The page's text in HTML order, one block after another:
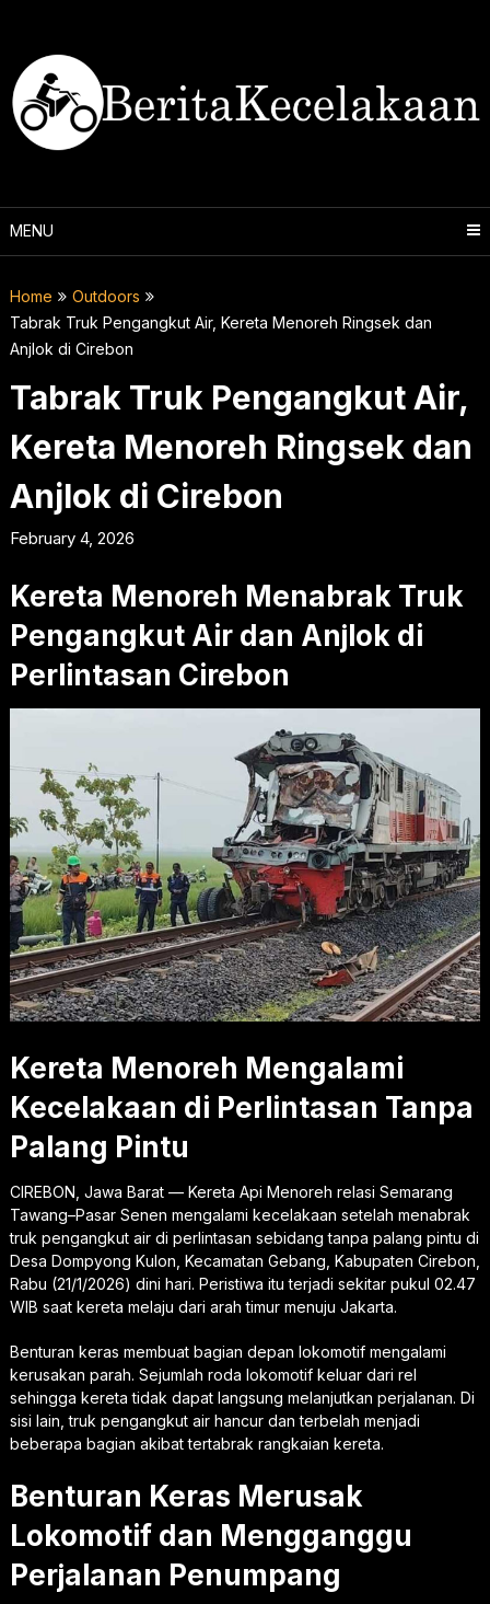
content
MENU
Home
Outdoors
Tabrak Truk Pengangkut Air, Kereta Menoreh Ringsek dan
Anjlok di Cirebon
Tabrak Truk Pengangkut Air,
Kereta Menoreh Ringsek dan
Anjlok di Cirebon
February 4, 2026
Kereta Menoreh Menabrak Truk
Pengangkut Air dan Anjlok di
Perlintasan Cirebon
Kereta Menoreh Mengalami
Kecelakaan di Perlintasan Tanpa
Palang Pintu
CIREBON, Jawa Barat — Kereta Api Menoreh relasi Semarang
Tawang–Pasar Senen mengalami kecelakaan setelah menabrak
truk pengangkut air di perlintasan sebidang tanpa palang pintu di
Desa Dompyong Kulon, Kecamatan Gebang, Kabupaten Cirebon,
Rabu (21/1/2026) dini hari. Peristiwa itu terjadi sekitar pukul 02.47
WIB saat kereta melaju dari arah timur menuju Jakarta.
Benturan keras membuat bagian depan lokomotif mengalami
kerusakan parah. Sejumlah roda lokomotif keluar dari rel
sehingga kereta tidak dapat langsung melanjutkan perjalanan. Di
sisi lain, truk pengangkut air hancur dan terbelah menjadi
beberapa bagian akibat tertabrak rangkaian kereta.
Benturan Keras Merusak
Lokomotif dan Mengganggu
Perjalanan Penumpang